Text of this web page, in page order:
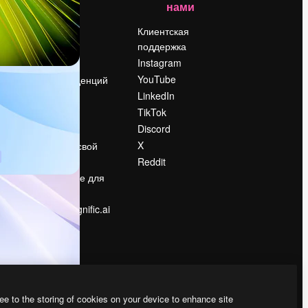
Цены
О нас
Reviews
Вакансии
Поиск тенденций
Slidesgo
Продайте свой
Помещение для
прессы
Ищете magnific.ai
нами
Клиентская
поддержка
Instagram
YouTube
LinkedIn
TikTok
Discord
X
Reddit
to the storing of cookies on your device to enhance site